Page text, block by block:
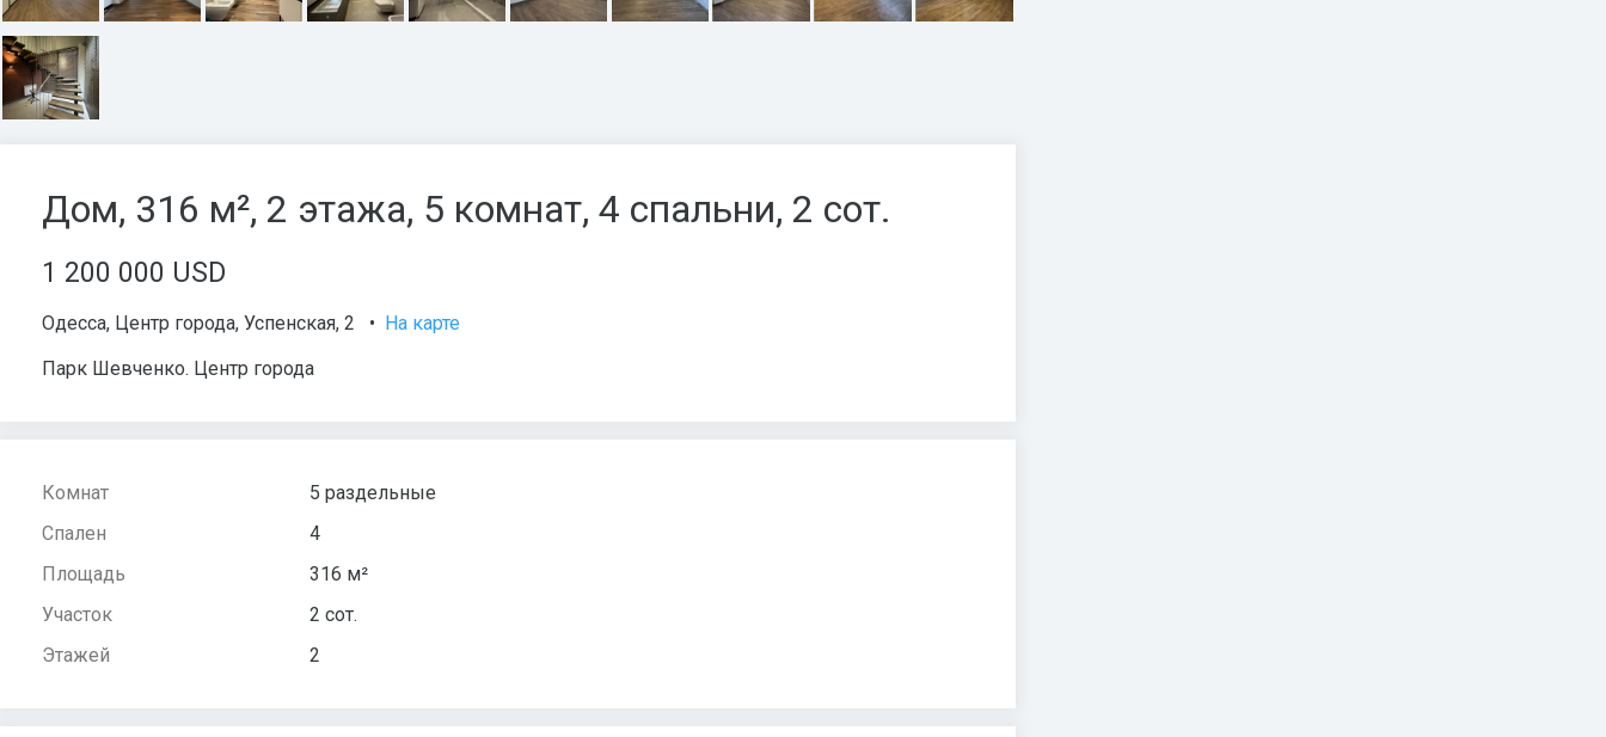
Дом, 316 м², 2 этажа, 5 комнат, 4 спальни, 2 сот.
1 200 000 USD
Одесса, Центр города, Успенская, 2 • На карте
Парк Шевченко. Центр города
Комнат
5 раздельные
Спален
4
Площадь
316 м²
Участок
2 сот.
Этажей
2